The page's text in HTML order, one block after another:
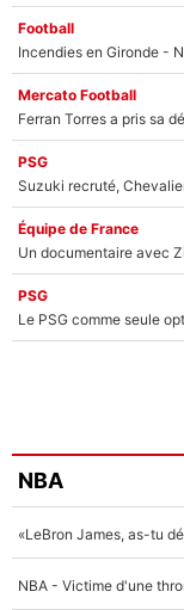
Football
Mercato Football
PSG
Équipe de France
PSG
NBA